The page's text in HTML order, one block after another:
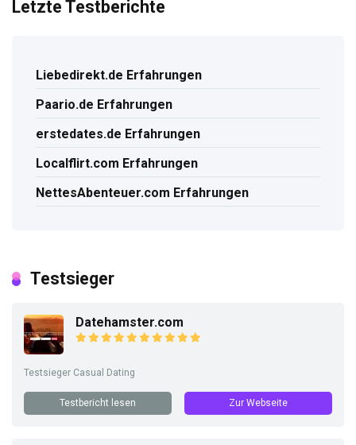
Letzte Testberichte
Liebedirekt.de Erfahrungen
Paario.de Erfahrungen
erstedates.de Erfahrungen
Localflirt.com Erfahrungen
NettesAbenteuer.com Erfahrungen
Testsieger
Datehamster.com
Testsieger Casual Dating
Testbericht lesen Zur Webseite